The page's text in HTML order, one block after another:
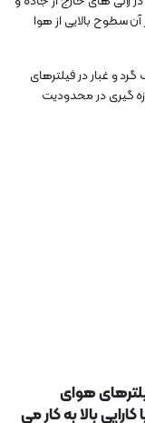
سطوح بالایی از هوا
و غبار در فیلترهای
گیری در محدودیت
هوای
بالا به کار می